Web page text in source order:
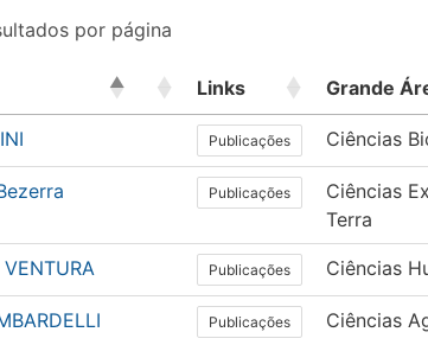
por página
Links Grande
Publicações Ciências
Publicações
Ciências
Terra
Publicações Ciências
Publicações Ciências